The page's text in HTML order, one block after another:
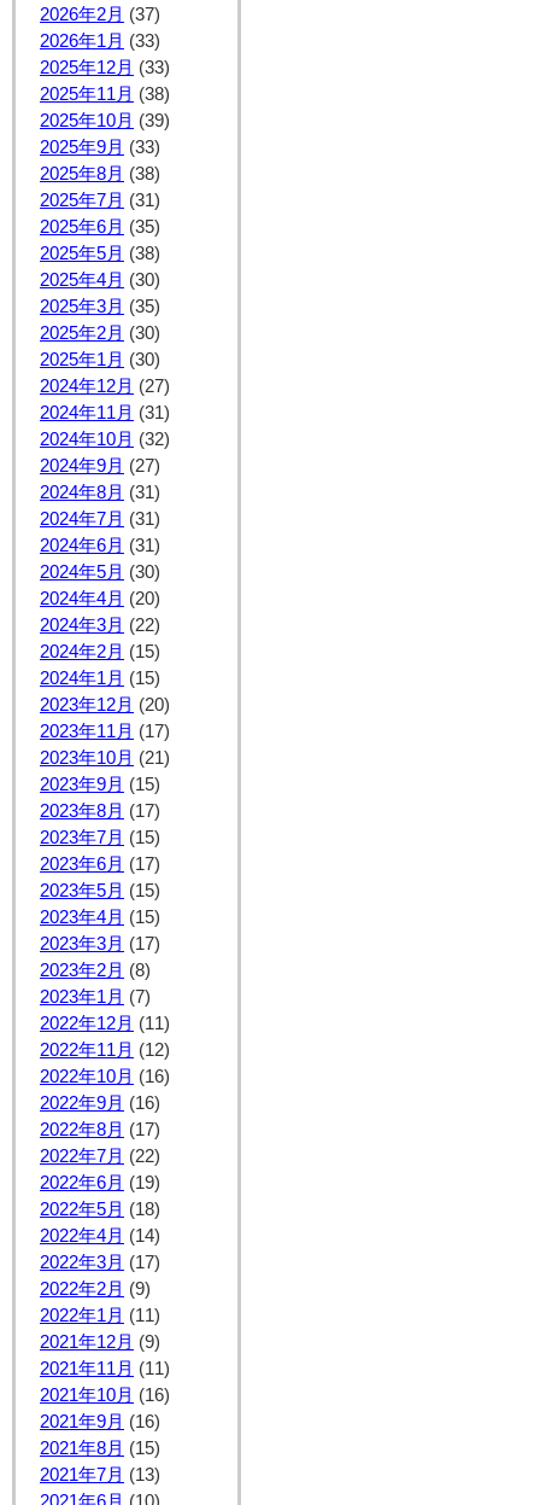
2026年2月 (37)
2026年1月 (33)
2025年12月 (33)
2025年11月 (38)
2025年10月 (39)
2025年9月 (33)
2025年8月 (38)
2025年7月 (31)
2025年6月 (35)
2025年5月 (38)
2025年4月 (30)
2025年3月 (35)
2025年2月 (30)
2025年1月 (30)
2024年12月 (27)
2024年11月 (31)
2024年10月 (32)
2024年9月 (27)
2024年8月 (31)
2024年7月 (31)
2024年6月 (31)
2024年5月 (30)
2024年4月 (20)
2024年3月 (22)
2024年2月 (15)
2024年1月 (15)
2023年12月 (20)
2023年11月 (17)
2023年10月 (21)
2023年9月 (15)
2023年8月 (17)
2023年7月 (15)
2023年6月 (17)
2023年5月 (15)
2023年4月 (15)
2023年3月 (17)
2023年2月 (8)
2023年1月 (7)
2022年12月 (11)
2022年11月 (12)
2022年10月 (16)
2022年9月 (16)
2022年8月 (17)
2022年7月 (22)
2022年6月 (19)
2022年5月 (18)
2022年4月 (14)
2022年3月 (17)
2022年2月 (9)
2022年1月 (11)
2021年12月 (9)
2021年11月 (11)
2021年10月 (16)
2021年9月 (16)
2021年8月 (15)
2021年7月 (13)